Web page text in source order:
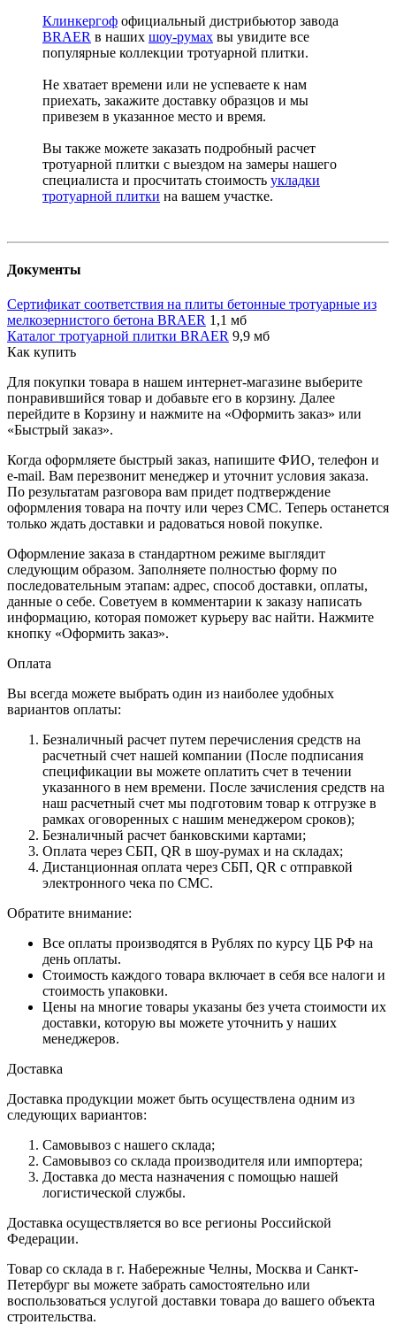
Клинкергоф официальный дистрибьютор завода
BRAER в наших шоу-румах вы увидите все
популярные коллекции тротуарной плитки.
Не хватает времени или не успеваете к нам
приехать, закажите доставку образцов и мы
привезем в указанное место и время.
Вы также можете заказать подробный расчет
тротуарной плитки с выездом на замеры нашего
специалиста и просчитать стоимость укладки
тротуарной плитки на вашем участке.
Документы
Сертификат соответствия на плиты бетонные тротуарные из
мелкозернистого бетона BRAER 1,1 мб
Каталог тротуарной плитки BRAER 9,9 мб
Как купить
Для покупки товара в нашем интернет-магазине выберите
понравившийся товар и добавьте его в корзину. Далее
перейдите в Корзину и нажмите на «Оформить заказ» или
«Быстрый заказ».
Когда оформляете быстрый заказ, напишите ФИО, телефон и
e-mail. Вам перезвонит менеджер и уточнит условия заказа.
По результатам разговора вам придет подтверждение
оформления товара на почту или через СМС. Теперь останется
только ждать доставки и радоваться новой покупке.
Оформление заказа в стандартном режиме выглядит
следующим образом. Заполняете полностью форму по
последовательным этапам: адрес, способ доставки, оплаты,
данные о себе. Советуем в комментарии к заказу написать
информацию, которая поможет курьеру вас найти. Нажмите
кнопку «Оформить заказ».
Оплата
Вы всегда можете выбрать один из наиболее удобных
вариантов оплаты:
Безналичный расчет путем перечисления средств на
расчетный счет нашей компании (После подписания
спецификации вы можете оплатить счет в течении
указанного в нем времени. После зачисления средств на
наш расчетный счет мы подготовим товар к отгрузке в
рамках оговоренных с нашим менеджером сроков);
Безналичный расчет банковскими картами;
Оплата через СБП, QR в шоу-румах и на складах;
Дистанционная оплата через СБП, QR с отправкой
электронного чека по СМС.
Обратите внимание:
Все оплаты производятся в Рублях по курсу ЦБ РФ на
день оплаты.
Стоимость каждого товара включает в себя все налоги и
стоимость упаковки.
Цены на многие товары указаны без учета стоимости их
доставки, которую вы можете уточнить у наших
менеджеров.
Доставка
Доставка продукции может быть осуществлена одним из
следующих вариантов:
Самовывоз с нашего склада;
Самовывоз со склада производителя или импортера;
Доставка до места назначения с помощью нашей
логистической службы.
Доставка осуществляется во все регионы Российской
Федерации.
Товар со склада в г. Набережные Челны, Москва и Санкт-
Петербург вы можете забрать самостоятельно или
воспользоваться услугой доставки товара до вашего объекта
строительства.